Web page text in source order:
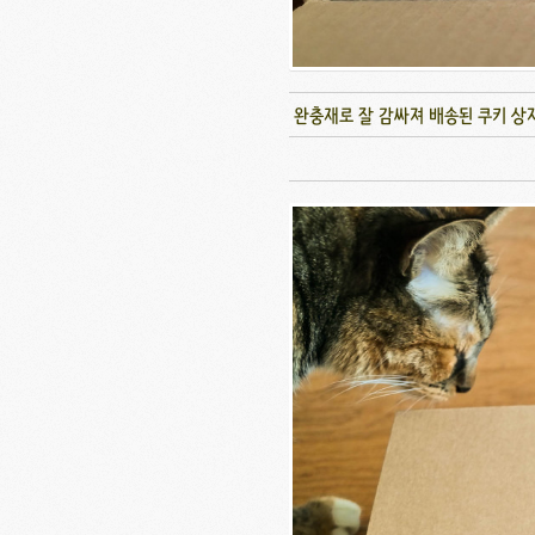
완충재로 잘 감싸져 배송된 쿠키 상